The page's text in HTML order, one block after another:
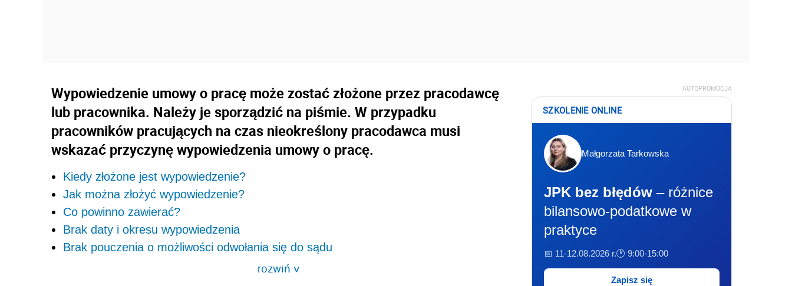
Wypowiedzenie umowy o pracę może zostać złożone przez pracodawcę
lub pracownika. Należy je sporządzić na piśmie. W przypadku
pracowników pracujących na czas nieokreślony pracodawca musi
wskazać przyczynę wypowiedzenia umowy o pracę.
Kiedy złożone jest wypowiedzenie?
Jak można złożyć wypowiedzenie?
Co powinno zawierać?
Brak daty i okresu wypowiedzenia
Brak pouczenia o możliwości odwołania się do sądu
rozwiń>
AUTOPROMOCJA
SZKOLENIE ONLINE
Małgorzata Tarkowska
JPK bez błędów – różnice
bilansowo-podatkowe w
praktyce
📅 11-12.08.2026 r.🕐 9:00-15:00
Zapisz się